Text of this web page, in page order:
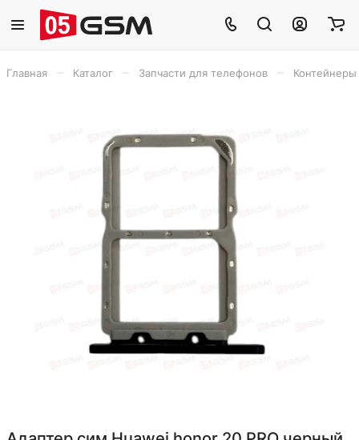
Главная Каталог Запчасти для телефонов